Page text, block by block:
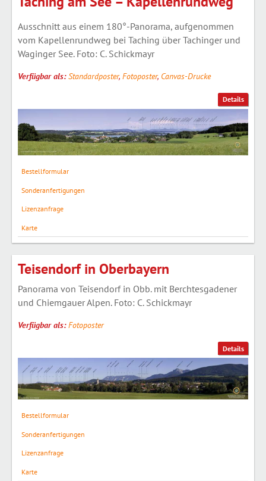
Details
Ausschnitt aus einem 180°-Panorama, aufgenommen
vom Kapellenrundweg bei Taching über Tachinger und
Waginger See. Foto: C. Schickmayr
Verfügbar als:Standardposter, Fotoposter, Canvas-Drucke
Bestellformular
Sonderanfertigungen
Lizenzanfrage
Karte
Details
Teisendorf in Oberbayern
Panorama von Teisendorf in Obb. mit Berchtesgadener
und Chiemgauer Alpen. Foto: C. Schickmayr
Verfügbar als:Fotoposter
Bestellformular
Sonderanfertigungen
Lizenzanfrage
Karte